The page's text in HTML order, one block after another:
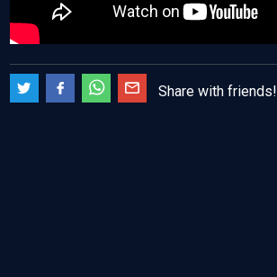
Share with friends!